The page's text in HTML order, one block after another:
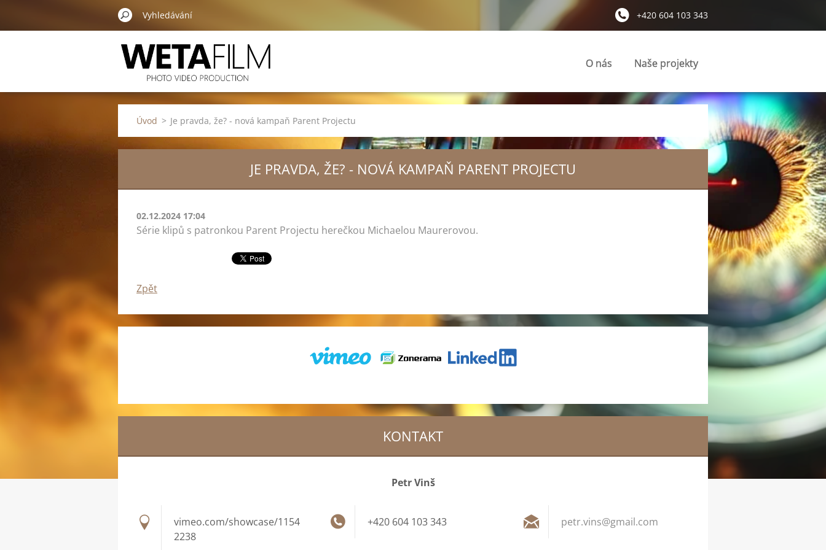
+420 604 103 343
O nás Naše projekty
Úvod > Je pravda, že? - nová kampaň Parent Projectu
JE PRAVDA, ŽE? - NOVÁ KAMPAŇ PARENT PROJECTU
02.12.2024 17:04
Série klipů s patronkou Parent Projectu herečkou Michaelou Maurerovou.
Zpět
KONTAKT
Petr Vinš
vimeo.com/showcase/1154
2238
+420 604 103 343 petr.vins@gmail.com